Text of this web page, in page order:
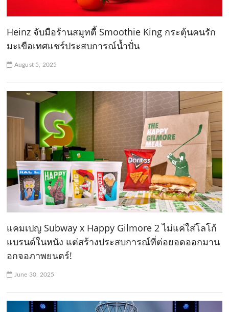
Heinz จับมือร้านสมูทตี้ Smoothie King กระตุ้นคนรัก
มะเขือเทศแชร์ประสบการณ์น้ำปั่น
August 5, 2025
แคมเปญ Subway x Happy Gilmore 2 ไม่แค่ใส่โลโก้
แบรนด์ในหนัง แต่สร้างประสบการณ์ที่ต่อยอดออกมาน
อกจอภาพยนตร์!
June 30, 2025